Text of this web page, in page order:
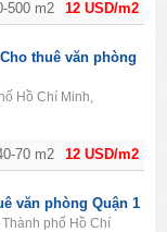
12 USD/m2
500 m2
12 USD/m2
70 m2
thuê văn phòng
Hồ Chí Minh,
văn phòng Quận 1
phố Hồ Chí